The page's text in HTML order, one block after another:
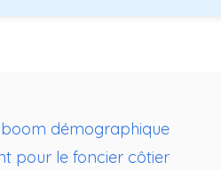
boom démographique
pour le foncier côtier